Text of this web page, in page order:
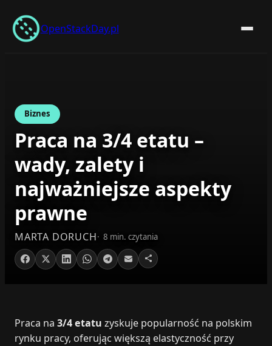
Przejdź
do
treści
OpenStackDay.pl
Biznes
Praca na 3/4 etatu –
wady, zalety i
najważniejsze aspekty
prawne
MARTA DORUCH 8 min. czytania
Praca na 3/4 etatu zyskuje popularność na polskim
rynku pracy, oferując większą elastyczność przy